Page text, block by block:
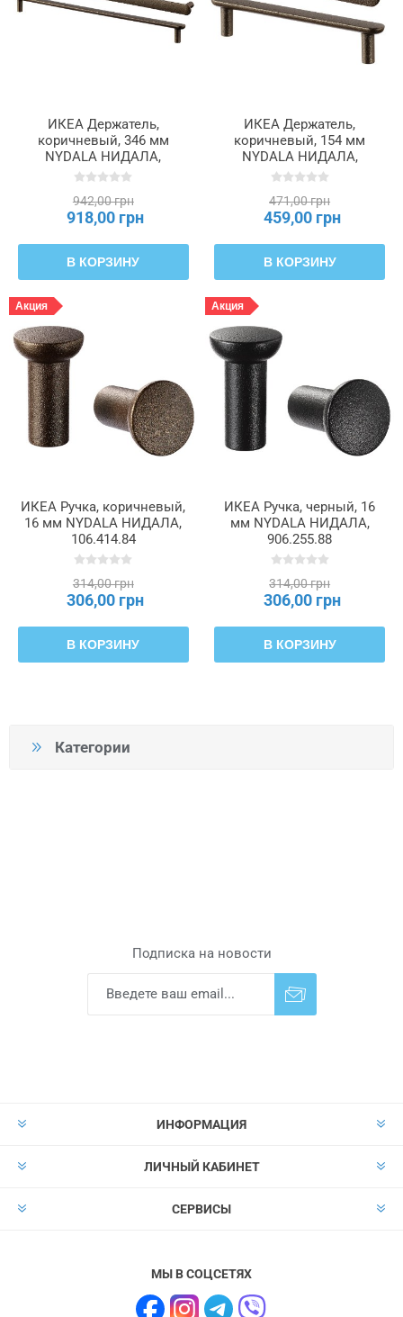
Категории
ИКЕА Держатель,
коричневый, 346 мм
NYDALA НИДАЛА,
306.414.83
942,00 грн
918,00 грн
В КОРЗИНУ
ИКЕА Держатель,
коричневый, 154 мм
NYDALA НИДАЛА,
806.414.85
471,00 грн
459,00 грн
В КОРЗИНУ
Акция
ИКЕА Ручка, коричневый,
16 мм NYDALA НИДАЛА,
106.414.84
314,00 грн
306,00 грн
В КОРЗИНУ
Акция
ИКЕА Ручка, черный, 16
мм NYDALA НИДАЛА,
906.255.88
314,00 грн
306,00 грн
В КОРЗИНУ
Подписка на новости
ИНФОРМАЦИЯ
ЛИЧНЫЙ КАБИНЕТ
СЕРВИСЫ
МЫ В СОЦСЕТЯХ